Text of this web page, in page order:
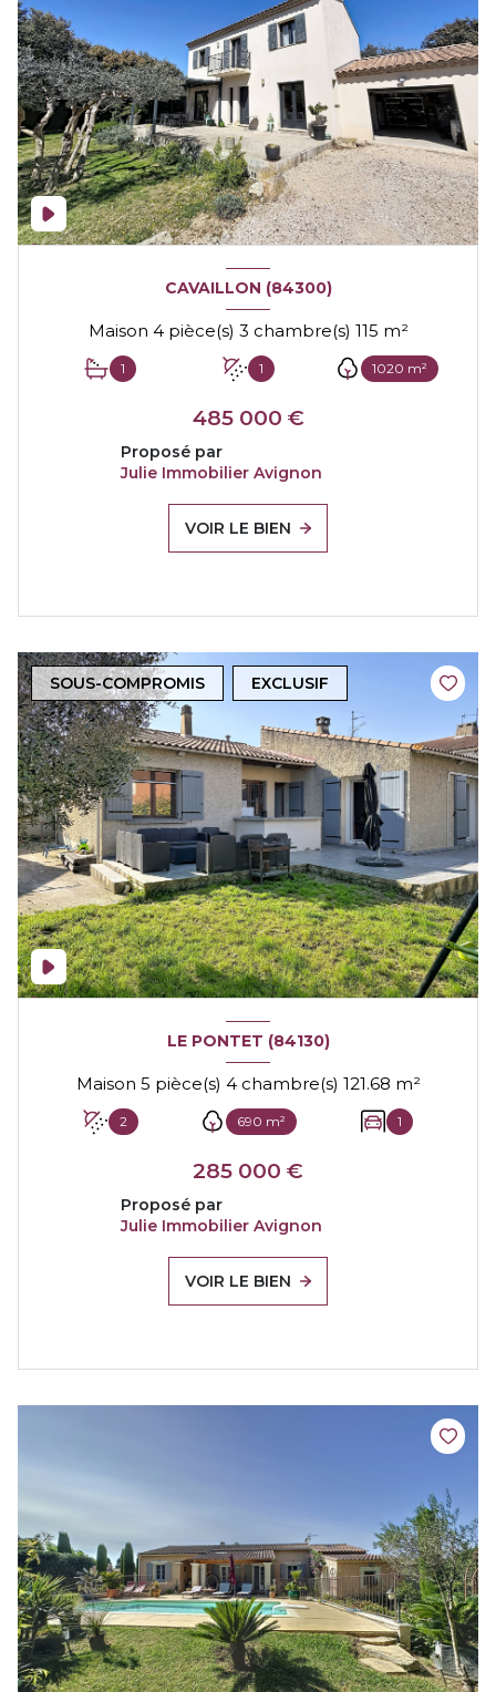
CAVAILLON (84300)
Maison 4 pièce(s) 3 chambre(s) 115 m²
1 1 1020 m²
485 000 €
Proposé par
Julie Immobilier Avignon
VOIR LE BIEN
SOUS-COMPROMIS EXCLUSIF
LE PONTET (84130)
Maison 5 pièce(s) 4 chambre(s) 121.68 m²
2 690 m² 1
285 000 €
Proposé par
Julie Immobilier Avignon
VOIR LE BIEN